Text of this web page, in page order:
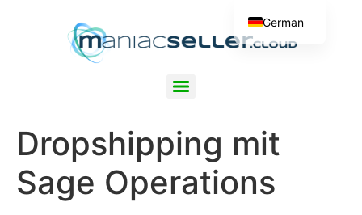
Dropshipping mit
Sage Operations
German
English